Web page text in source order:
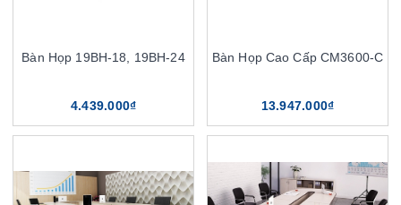
Bàn Họp 19BH-18, 19BH-24
4.439.000₫
Bàn Họp Cao Cấp CM3600-C
13.947.000₫